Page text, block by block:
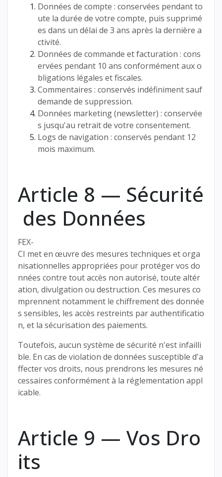
Données de compte : conservées pendant to
ute la durée de votre compte, puis supprimé
es dans un délai de 3 ans après la dernière a
ctivité.
Données de commande et facturation : cons
ervées pendant 10 ans conformément aux o
bligations légales et fiscales.
Commentaires : conservés indéfiniment sauf
demande de suppression.
Données marketing (newsletter) : conservée
s jusqu'au retrait de votre consentement.
Logs de navigation : conservés pendant 12
mois maximum.
Article 8 — Sécurité
des Données
FEX-
CI met en œuvre des mesures techniques et orga
nisationnelles appropriées pour protéger vos do
nnées contre tout accès non autorisé, toute altér
ation, divulgation ou destruction. Ces mesures co
mprennent notamment le chiffrement des donnée
s sensibles, les accès restreints par authentificatio
n, et la sécurisation des paiements.
Toutefois, aucun système de sécurité n'est infailli
ble. En cas de violation de données susceptible d'a
ffecter vos droits, nous prendrons les mesures né
cessaires conformément à la réglementation appl
icable.
Article 9 — Vos Dro
its